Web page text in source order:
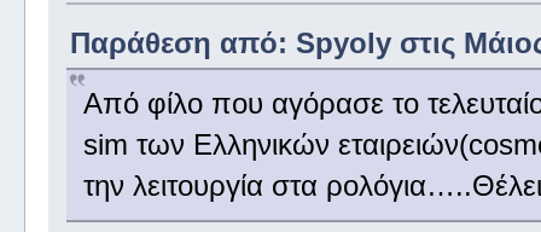
Παράθεση από: Spyoly στις
Από φίλο που αγόρασε το
sim των Ελληνικών
την λειτουργία στα